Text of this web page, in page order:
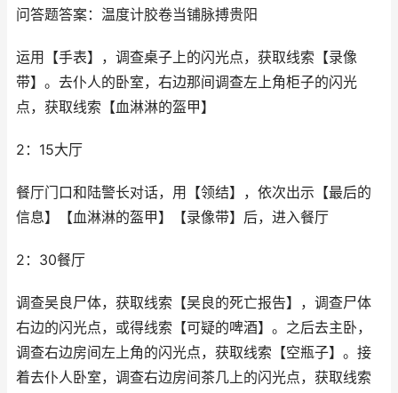
问答题答案：温度计胶卷当铺脉搏贵阳
运用【手表】，调查桌子上的闪光点，获取线索【录像
带】。去仆人的卧室，右边那间调查左上角柜子的闪光
点，获取线索【血淋淋的盔甲】
2：15大厅
餐厅门口和陆警长对话，用【领结】，依次出示【最后的
信息】【血淋淋的盔甲】【录像带】后，进入餐厅
2：30餐厅
调查吴良尸体，获取线索【吴良的死亡报告】，调查尸体
右边的闪光点，或得线索【可疑的啤酒】。之后去主卧，
调查右边房间左上角的闪光点，获取线索【空瓶子】。接
着去仆人卧室，调查右边房间茶几上的闪光点，获取线索